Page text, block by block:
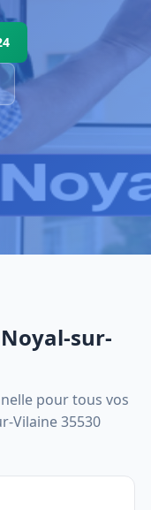
sur-
pour tous vos
Vilaine 35530